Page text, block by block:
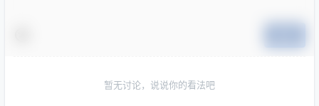
暂无讨论，说说你的看法吧